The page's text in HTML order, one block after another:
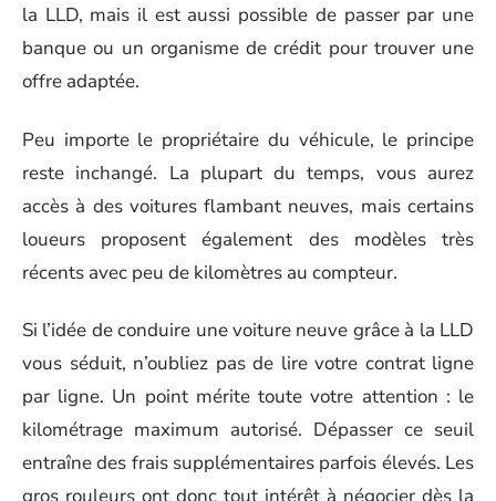
la LLD, mais il est aussi possible de passer par une
banque ou un organisme de crédit pour trouver une
offre adaptée.
Peu importe le propriétaire du véhicule, le principe
reste inchangé. La plupart du temps, vous aurez
accès à des voitures flambant neuves, mais certains
loueurs proposent également des modèles très
récents avec peu de kilomètres au compteur.
Si l’idée de conduire une voiture neuve grâce à la LLD
vous séduit, n’oubliez pas de lire votre contrat ligne
par ligne. Un point mérite toute votre attention : le
kilométrage maximum autorisé. Dépasser ce seuil
entraîne des frais supplémentaires parfois élevés. Les